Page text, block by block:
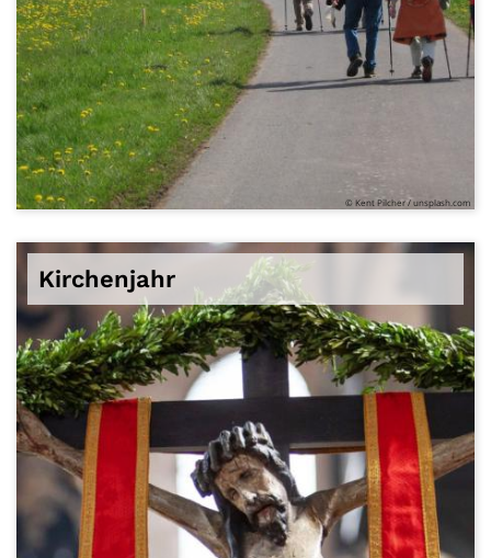
© Kent Pilcher / unsplash.com
Kirchenjahr